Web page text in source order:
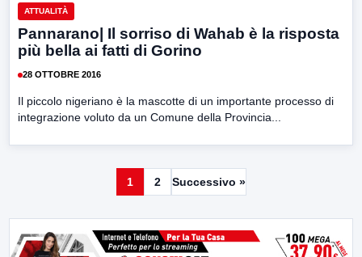
ATTUALITÀ
Pannarano| Il sorriso di Wahab è la risposta
più bella ai fatti di Gorino
28 OTTOBRE 2016
Il piccolo nigeriano è la mascotte di un importante processo di
integrazione voluto da un Comune della Provincia...
1 2 Successivo »